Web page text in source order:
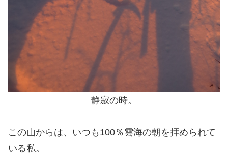
静寂の時。
この山からは、いつも100％雲海の朝を拝められて
いる私。